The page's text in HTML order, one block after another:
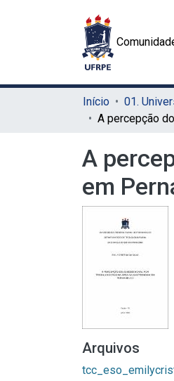
Início
A
em
Arquivos